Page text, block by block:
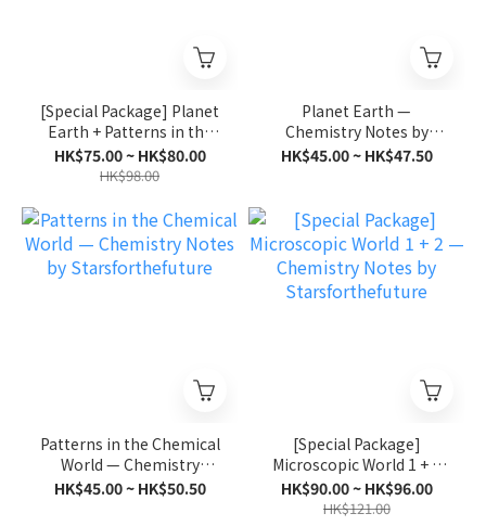
[Special Package] Planet
Earth + Patterns in the
Chemical World —
Chemistry Notes by
HK$75.00 ~ HK$80.00
HK$98.00
Planet Earth —
Chemistry Notes by
Starsforthefuture
HK$45.00 ~ HK$47.50
Patterns in the Chemical
World — Chemistry
Notes by
HK$45.00 ~ HK$50.50
[Special Package]
Microscopic World 1 + 2
— Chemistry Notes by
Starsforthefuture
HK$90.00 ~ HK$96.00
HK$121.00